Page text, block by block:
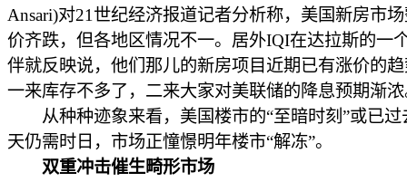
Ansari)对21世纪经济报道记者分析称，美国新房市
价齐跌，但各地区情况不一。居外IQI在达拉斯的一
伴就反映说，他们那儿的新房项目近期已有涨价的
一来库存不多了，二来大家对美联储的降息预期渐
从种种迹象来看，美国楼市的“至暗时刻”或已过
天仍需时日，市场正憧憬明年楼市“解冻”。
双重冲击催生畸形市场